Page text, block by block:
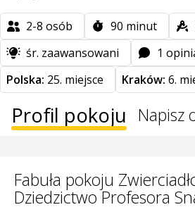
2-8 osób 90 minut
śr. zaawansowani
1
Polska: 25. miejsce Kraków: 6.
Profil pokoju Napisz
Fabuła pokoju
Dziedzictwo Profesora